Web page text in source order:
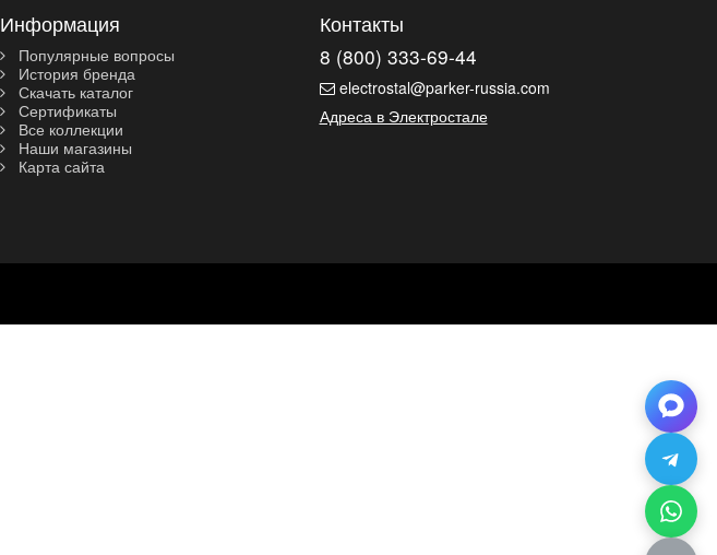
Информация
Популярные вопросы
История бренда
Скачать каталог
Сертификаты
Все коллекции
Наши магазины
Карта сайта
Контакты
8 (800) 333-69-44
electrostal@parker-russia.com
Адреса в Электростале